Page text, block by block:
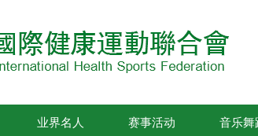
业界名人 赛事活动 音乐舞